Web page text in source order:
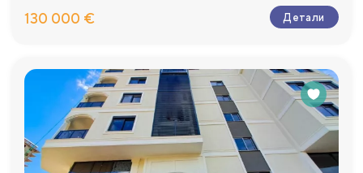
130 000 € Детали